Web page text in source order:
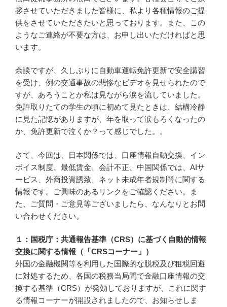
拶させていただきました皆様に、私より各種情報のご提
供をさせていただきたいと思っております。また、この
ようなご連絡が不要な方は、お申し出いただければと思
います。
余談ですが、久しぶりに自動車運転免許更新で安全講習
を受け、例の交通事故の悲惨なビデオを見せられたので
すが、あろうことか私は見ながら涙を流していました。
免許取りたての学生の頃に初めて見たときは、結構冷静
に見た記憶がありますが、年を取って涙もろくなったの
か、免許更新で泣くか？って感じでした。。
さて、今回は、日本関係では、口座情報自動交換、イン
ボイス制度、最低賃金、会計不正、中国関係では、AIサ
ービス、外商投資誘致、ネット未成年者規制等に関する
情報です。ご興味のあるリンクをご確認ください。ま
た、ご質問・ご意見等ございましたら、なんなりとお問
い合わせください。
１：国税庁：共通報告基準（CRS）に基づく自動的情報
交換に関する情報（「CRSコーナー」）
外国の金融機関等を利用した国際的な脱税及び租税回避
に対処するため、各国の税務当局間で金融口座情報の交
換する基準（CRS）が発効しておりますが、これに関す
る情報コーナーが開設されましたので、お知らせしま